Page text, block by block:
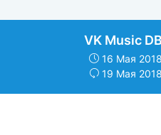
VK Music DB
16 Мая 2018
19 Мая 2018